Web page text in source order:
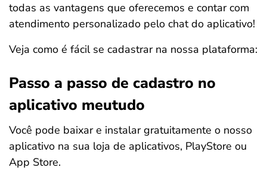
todas as vantagens que oferecemos e contar com
atendimento personalizado pelo chat do aplicativo!
Veja como é fácil se cadastrar na nossa plataforma:
Passo a passo de cadastro no
aplicativo meutudo
Você pode baixar e instalar gratuitamente o nosso
aplicativo na sua loja de aplicativos, PlayStore ou
App Store.